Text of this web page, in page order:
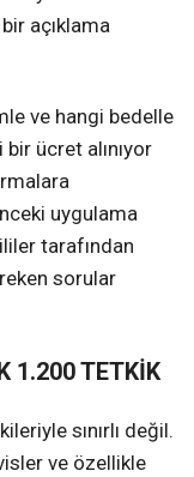
açıklama
ve hangi bedelle
ücret alınıyor
uygulama
tarafından
sorular
1.200 TETKİK
sınırlı değil.
ve özellikle